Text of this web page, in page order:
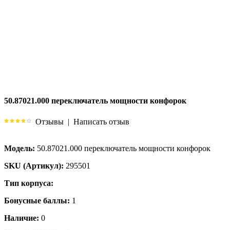
50.87021.000 переключатель мощности конфорок
Отзывы | Написать отзыв
Модель: 50.87021.000 переключатель мощности конфорок
SKU (Артикул): 295501
Тип корпуса:
Бонусные баллы: 1
Наличие: 0